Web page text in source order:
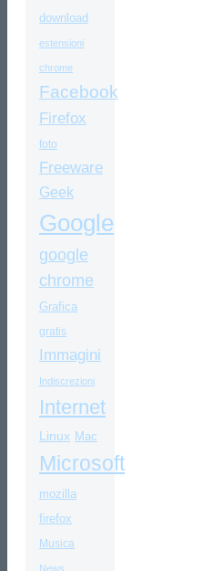
download
estensioni
chrome
Facebook
Firefox
foto
Freeware
Geek
Google
google
chrome
Grafica
gratis
Immagini
Indiscrezioni
Internet
Linux Mac
Microsoft
mozilla
firefox
Musica
News